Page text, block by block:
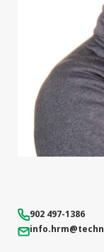
902 497-1386
info.hrm